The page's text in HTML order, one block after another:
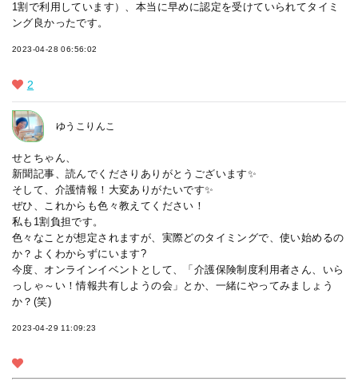
1割で利用しています）、本当に早めに認定を受けていられてタイミ
ング良かったです。
2023-04-28 06:56:02
2
ゆうこりんこ
せとちゃん、
新聞記事、読んでくださりありがとうございます✨
そして、介護情報！大変ありがたいです✨
ぜひ、これからも色々教えてください！
私も1割負担です。
色々なことが想定されますが、実際どのタイミングで、使い始めるの
か？よくわからずにいます?
今度、オンラインイベントとして、「介護保険制度利用者さん、いら
っしゃ～い！情報共有しようの会」とか、一緒にやってみましょう
か？(笑)
2023-04-29 11:09:23